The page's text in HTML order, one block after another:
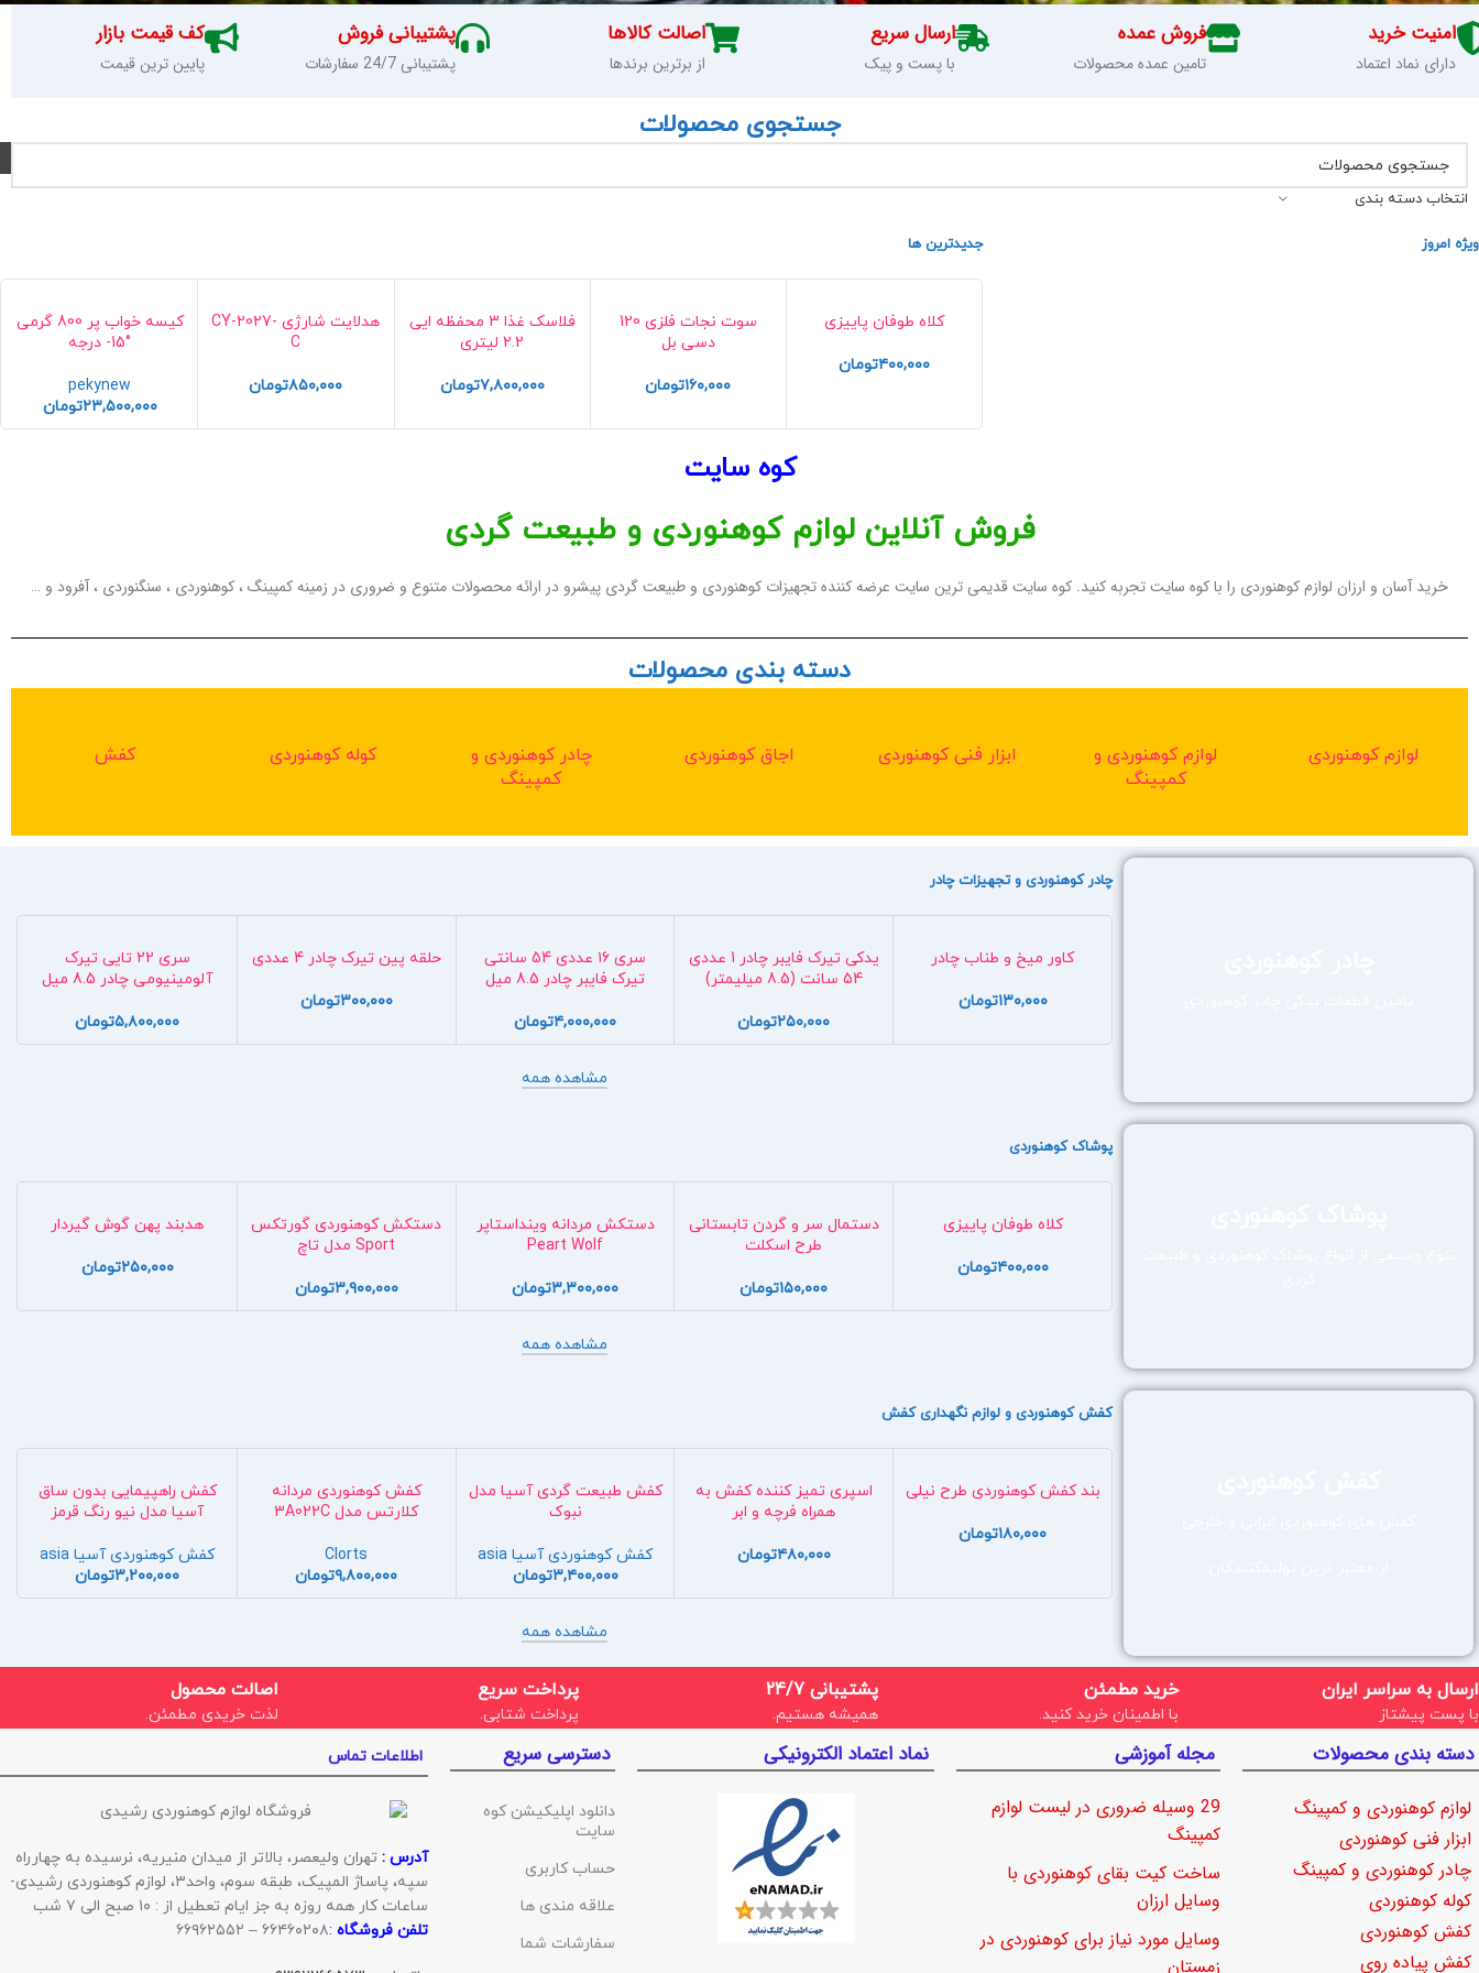
تجهیزات کمپینگ و
فروشگاه لوازم کوهنوردی رشیدی تامین کننده
تجهیزات طبیعت گردی و کمپینگ
امنیت خرید
دارای نماد اعتماد
فروش عمده
تامین عمده محصولات
ارسال سریع
با پست و پیک
اصالت کالاها
از برترین برندها
پشتیبانی فروش
پشتیبانی 24/7 سفارشات
کف قیمت بازار
پایین ترین قیمت
جستجوی محصولات
انتخاب دسته بندی
ویژه امروز جدیدترین ها
کلاه طوفان پاییزی
۴۰۰,۰۰۰تومان
سوت نجات فلزی 120
دسی بل
۱۶۰,۰۰۰تومان
فلاسک غذا 3 محفظه ایی
2.2 لیتری
۷,۸۰۰,۰۰۰تومان
هدلایت شارژی CY-2027-
C
۸۵۰,۰۰۰تومان
کیسه خواب پر 800 گرمی
°15- درجه
pekynew
۲۳,۵۰۰,۰۰۰تومان
کوه سایت
فروش آنلاین لوازم کوهنوردی و طبیعت گردی
خرید آسان و ارزان لوازم کوهنوردی را با کوه سایت تجربه کنید. کوه سایت قدیمی ترین سایت عرضه کننده تجهیزات کوهنوردی و طبیعت گردی پیشرو در ارائه محصولات متنوع و ضروری در زمینه کمپینگ ، کوهنوردی ، سنگنوردی ، آفرود و …
دسته بندی محصولات
لوازم کوهنوردی
لوازم کوهنوردی و
کمپینگ
ابزار فنی کوهنوردی اجاق کوهنوردی
چادر کوهنوردی و
کمپینگ
کوله کوهنوردی کفش
چادر کوهنوردی و تجهیزات چادر
کاور میخ و طناب چادر
۱۳۰,۰۰۰تومان
یدکی تیرک فایبر چادر 1 عددی
54 سانت (8.5 میلیمتر)
۲۵۰,۰۰۰تومان
سری ۱۶ عددی 54 سانتی
تیرک فایبر چادر 8.5 میل
۴,۰۰۰,۰۰۰تومان
حلقه پین تیرک چادر 4 عددی
۳۰۰,۰۰۰تومان
سری 22 تایی تیرک
آلومینیومی چادر 8.5 میل
۵,۸۰۰,۰۰۰تومان
مشاهده همه
پوشاک کوهنوردی
کلاه طوفان پاییزی
۴۰۰,۰۰۰تومان
دستمال سر و گردن تابستانی
طرح اسکلت
۱۵۰,۰۰۰تومان
دستکش مردانه وینداستاپر
Peart Wolf
۳,۳۰۰,۰۰۰تومان
دستکش کوهنوردی گورتکس
Sport مدل تاچ
۳,۹۰۰,۰۰۰تومان
هدبند پهن گوش گیردار
۲۵۰,۰۰۰تومان
مشاهده همه
کفش کوهنوردی و لوازم نگهداری کفش
بند کفش کوهنوردی طرح نیلی
۱۸۰,۰۰۰تومان
اسپری تمیز کننده کفش به
همراه فرچه و ابر
۴۸۰,۰۰۰تومان
کفش طبیعت گردی آسیا مدل
نبوک
کفش کوهنوردی آسیا asia
۳,۴۰۰,۰۰۰تومان
کفش کوهنوردی مردانه
کلارتس مدل 3A022C
Clorts
۹,۸۰۰,۰۰۰تومان
کفش راهپیمایی بدون ساق
آسیا مدل نیو رنگ قرمز
کفش کوهنوردی آسیا asia
۳,۲۰۰,۰۰۰تومان
مشاهده همه
ارسال به سراسر ایران
با پست پیشتاز
خرید مطمئن
با اطمینان خرید کنید.
پشتیبانی 24/7
همیشه هستیم.
پرداخت سریع
پرداخت شتابی.
اصالت محصول
لذت خریدی مطمئن.
دسته بندی محصولات
لوازم کوهنوردی و کمپینگ
ابزار فنی کوهنوردی
چادر کوهنوردی و کمپینگ
کوله کوهنوردی
کفش کوهنوردی
کفش پیاده روی
مجله آموزشی
29 وسیله ضروری در لیست لوازم
کمپینگ
ساخت کیت بقای کوهنوردی با
وسایل ارزان
وسایل مورد نیاز برای کوهنوردی در
زمستان
نماد اعتماد الکترونیکی دسترسی سریع
دانلود اپلیکیشن کوه
سایت
حساب کاربری
علاقه مندی ها
سفارشات شما
اطلاعات تماس
آدرس :تهران ولیعصر، بالاتر از میدان منیریه، نرسیده به چهارراه
سپه، پاساژ المپیک، طبقه سوم، واحد۳، لوازم کوهنوردی رشیدی-
ساعات کار همه روزه به جز ایام تعطیل از : ۱۰ صبح الی ۷ شب
تلفن فروشگاه :۶۶۴۶۰۲۰۸ – ۶۶۹۶۲۵۵۲